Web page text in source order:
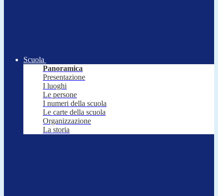
Scuola
Panoramica
Presentazione
I luoghi
Le persone
I numeri della scuola
Le carte della scuola
Organizzazione
La storia